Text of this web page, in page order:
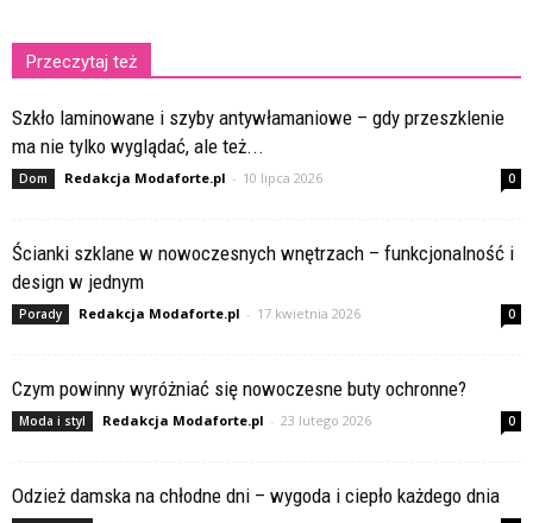
Przeczytaj też
Szkło laminowane i szyby antywłamaniowe – gdy przeszklenie
ma nie tylko wyglądać, ale też...
Dom Redakcja Modaforte.pl - 10 lipca 2026 0
Ścianki szklane w nowoczesnych wnętrzach – funkcjonalność i
design w jednym
Porady Redakcja Modaforte.pl - 17 kwietnia 2026 0
Czym powinny wyróżniać się nowoczesne buty ochronne?
Moda i styl Redakcja Modaforte.pl - 23 lutego 2026 0
Odzież damska na chłodne dni – wygoda i ciepło każdego dnia